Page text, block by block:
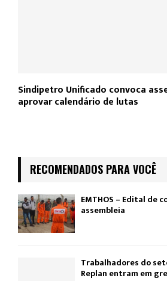
Sindipetro Unificado convoca
aprovar calendário de lutas
RECOMENDADOS PARA VOCÊ
EMTHOS – Edital de
assembleia
Trabalhadores do
Replan entram em